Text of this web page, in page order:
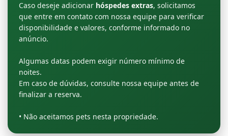
Caso deseje adicionar hóspedes extras, solicitamos
que entre em contato com nossa equipe para verificar
disponibilidade e valores, conforme informado no
anúncio.
Algumas datas podem exigir número mínimo de
noites.
Em caso de dúvidas, consulte nossa equipe antes de
finalizar a reserva.
• Não aceitamos pets nesta propriedade.